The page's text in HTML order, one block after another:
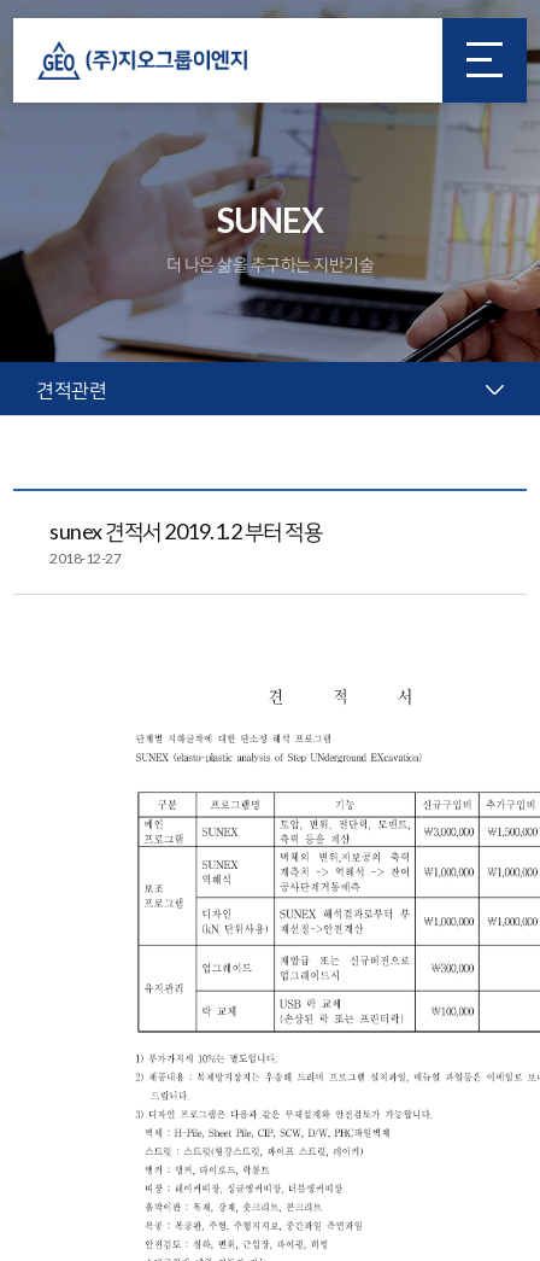
SUNEX
더 나은 삶을 추구하는 지반기술
견적관련
sunex 견적서 2019.1.2 부터 적용
2018-12-27